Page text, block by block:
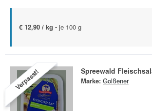
€ 12,90 / kg - je 100 g
Verpasst! Spreewald
Marke: Golßener